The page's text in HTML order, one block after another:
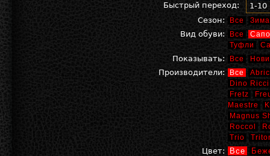
Быстрый переход:
1-10
Сезон:
Все Зима
Вид обуви: Все
Туфли
Показывать: Все
Производители: Все
Dino Ricci
Fretz
Maestre
Magnus
Roccol
Trio
Цвет: Все